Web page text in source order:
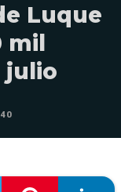
Luque
mil
julio